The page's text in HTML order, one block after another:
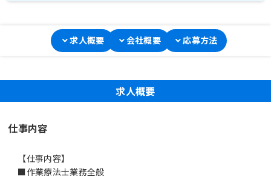
求人概要 会社概要 応募方法
求人概要
仕事内容
【仕事内容】
■作業療法士業務全般